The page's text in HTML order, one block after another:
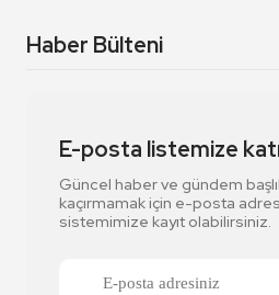
Haber Bülteni
E-posta listemize
Güncel haber ve gündem
kaçırmamak için e-posta
sistemimize kayıt olabilirsiniz.